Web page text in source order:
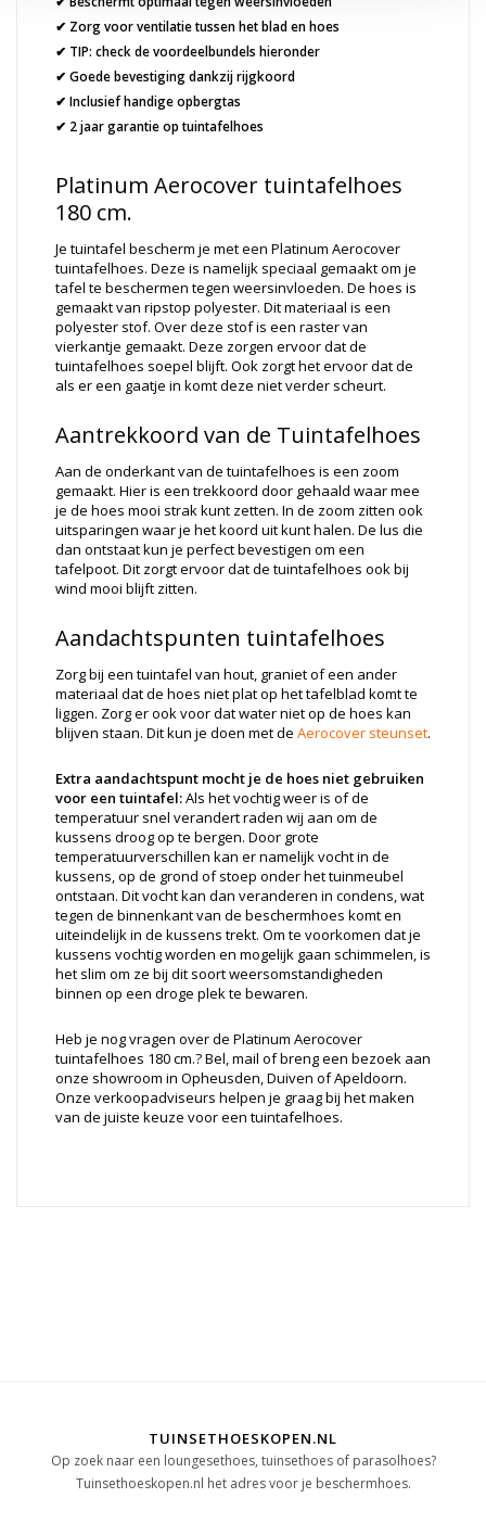
✔ Zorg voor ventilatie tussen het blad en hoes
✔ TIP: check de voordeelbundels hieronder
✔ Goede bevestiging dankzij rijgkoord
✔ Inclusief handige opbergtas
✔ 2 jaar garantie op tuintafelhoes
Platinum Aerocover tuintafelhoes
180 cm.
Je tuintafel bescherm je met een Platinum Aerocover
tuintafelhoes. Deze is namelijk speciaal gemaakt om je
tafel te beschermen tegen weersinvloeden. De hoes is
gemaakt van ripstop polyester. Dit materiaal is een
polyester stof. Over deze stof is een raster van
vierkantje gemaakt. Deze zorgen ervoor dat de
tuintafelhoes soepel blijft. Ook zorgt het ervoor dat de
als er een gaatje in komt deze niet verder scheurt.
Aantrekkoord van de Tuintafelhoes
Aan de onderkant van de tuintafelhoes is een zoom
gemaakt. Hier is een trekkoord door gehaald waar mee
je de hoes mooi strak kunt zetten. In de zoom zitten ook
uitsparingen waar je het koord uit kunt halen. De lus die
dan ontstaat kun je perfect bevestigen om een
tafelpoot. Dit zorgt ervoor dat de tuintafelhoes ook bij
wind mooi blijft zitten.
Aandachtspunten tuintafelhoes
Zorg bij een tuintafel van hout, graniet of een ander
materiaal dat de hoes niet plat op het tafelblad komt te
liggen. Zorg er ook voor dat water niet op de hoes kan
blijven staan. Dit kun je doen met de Aerocover steunset.
Extra aandachtspunt mocht je de hoes niet gebruiken
voor een tuintafel:Als het vochtig weer is of de
temperatuur snel verandert raden wij aan om de
kussens droog op te bergen. Door grote
temperatuurverschillen kan er namelijk vocht in de
kussens, op de grond of stoep onder het tuinmeubel
ontstaan. Dit vocht kan dan veranderen in condens, wat
tegen de binnenkant van de beschermhoes komt en
uiteindelijk in de kussens trekt. Om te voorkomen dat je
kussens vochtig worden en mogelijk gaan schimmelen, is
het slim om ze bij dit soort weersomstandigheden
binnen op een droge plek te bewaren.
Heb je nog vragen over de Platinum Aerocover
tuintafelhoes 180 cm.? Bel, mail of breng een bezoek aan
onze showroom in Opheusden, Duiven of Apeldoorn.
Onze verkoopadviseurs helpen je graag bij het maken
van de juiste keuze voor een tuintafelhoes.
TUINSETHOESKOPEN.NL
Op zoek naar een loungesethoes, tuinsethoes of parasolhoes?
Tuinsethoeskopen.nl het adres voor je beschermhoes.